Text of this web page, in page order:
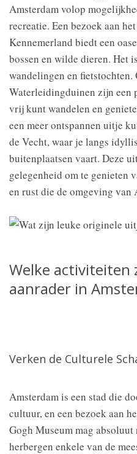
Amsterdam volop
recreatie. Een bezoek aan
Kennemerland biedt een
bossen en wilde dieren. Het
wandelingen en fietstochten.
Waterleidingduinen zijn een
vrij kunt wandelen en
een meer ontspannen uitje
de Vecht, waar je langs
buitenplaatsen vaart. Deze
gelegenheid om te genieten
en rust die de omgeving van
Welke activiteiten
aanrader in
Verken de Culturele
Amsterdam is een stad die
cultuur, en een bezoek aan
Gogh Museum mag
herbergen enkele van de